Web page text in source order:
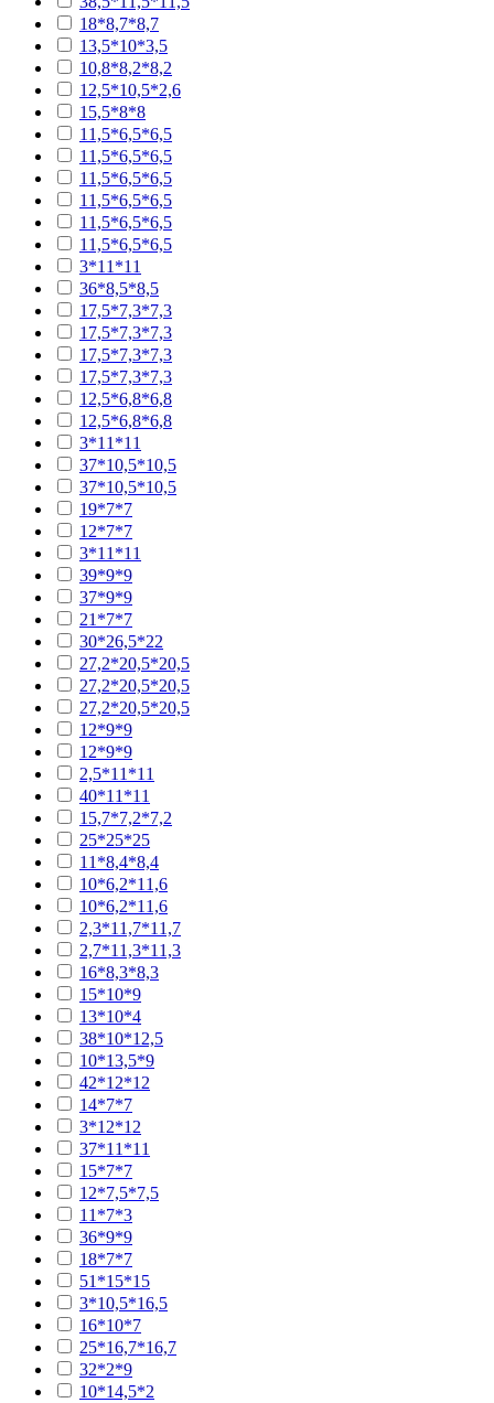
18*8,7*8,7
13,5*10*3,5
10,8*8,2*8,2
12,5*10,5*2,6
15,5*8*8
11,5*6,5*6,5
11,5*6,5*6,5
11,5*6,5*6,5
11,5*6,5*6,5
11,5*6,5*6,5
11,5*6,5*6,5
3*11*11
36*8,5*8,5
17,5*7,3*7,3
17,5*7,3*7,3
17,5*7,3*7,3
17,5*7,3*7,3
12,5*6,8*6,8
12,5*6,8*6,8
3*11*11
37*10,5*10,5
37*10,5*10,5
19*7*7
12*7*7
3*11*11
39*9*9
37*9*9
21*7*7
30*26,5*22
27,2*20,5*20,5
27,2*20,5*20,5
27,2*20,5*20,5
12*9*9
12*9*9
2,5*11*11
40*11*11
15,7*7,2*7,2
25*25*25
11*8,4*8,4
10*6,2*11,6
10*6,2*11,6
2,3*11,7*11,7
2,7*11,3*11,3
16*8,3*8,3
15*10*9
13*10*4
38*10*12,5
10*13,5*9
42*12*12
14*7*7
3*12*12
37*11*11
15*7*7
12*7,5*7,5
11*7*3
36*9*9
18*7*7
51*15*15
3*10,5*16,5
16*10*7
25*16,7*16,7
32*2*9
10*14,5*2